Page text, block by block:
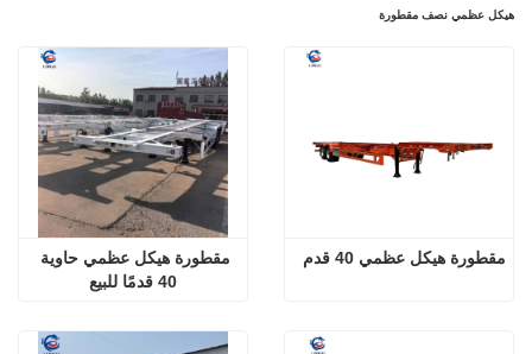
هيكل عظمي نصف مقطورة
40 قدمًا للبيع
مقطورة هيكل عظمي 40 قدم